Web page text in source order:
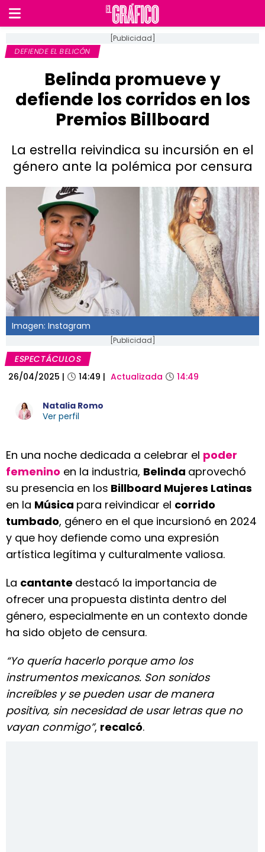
[Publicidad]
DEFIENDE EL BELICÓN
Belinda promueve y
defiende los corridos en los
Premios Billboard
La estrella reivindica su incursión en el
género ante la polémica por censura
Imagen: Instagram
[Publicidad]
ESPECTÁCULOS
26/04/2025 | 14:49 | Actualizada 14:49
Natalia Romo
Ver perfil
En una noche dedicada a celebrar el poder
femenino en la industria, Belinda aprovechó
su presencia en los Billboard Mujeres Latinas
en la Música para reivindicar el corrido
tumbado, género en el que incursionó en 2024
y que hoy defiende como una expresión
artística legítima y culturalmente valiosa.
La cantante destacó la importancia de
ofrecer una propuesta distinta dentro del
género, especialmente en un contexto donde
ha sido objeto de censura.
“Yo quería hacerlo porque amo los
instrumentos mexicanos. Son sonidos
increíbles y se pueden usar de manera
positiva, sin necesidad de usar letras que no
vayan conmigo”, recalcó.